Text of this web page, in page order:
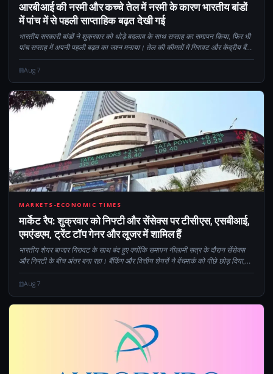
आरबीआई की नरमी और कच्चे तेल में नरमी के कारण भारतीय बांडों
में पांच में से पहली साप्ताहिक बढ़त देखी गई
भारतीय सरकारी बांडों ने शुक्रवार को थोड़े बदलाव के साथ सप्ताह का समापन किया, फिर भी
पांच सप्ताह में अपनी पहली बढ़त का जश्न मनाया। तेल की कीमतों में गिरावट और केंद्रीय बैंक
के शांत रुख ने इन बांडों की मांग बढ़ाने में मदद की...
Aug 7
CM
MARKETS-ECONOMIC TIMES
मार्केट रैप: शुक्रवार को निफ्टी और सेंसेक्स पर टीसीएस, एसबीआई,
एमएंडएम, ट्रेंट टॉप गेनर और लूजर में शामिल हैं
भारतीय शेयर बाजार गिरावट के साथ बंद हुए क्योंकि समापन नीलामी सत्र के दौरान सेंसेक्स
और निफ्टी के बीच अंतर बना रहा। बैंकिंग और वित्तीय शेयरों ने बेंचमार्क को पीछे छोड़ दिया,
जबकि ऑटो और आईटी ने बेहतर प्रदर्शन किया। विश्लेषकों ने कहा कि निफ्टी के 2...
Aug 7